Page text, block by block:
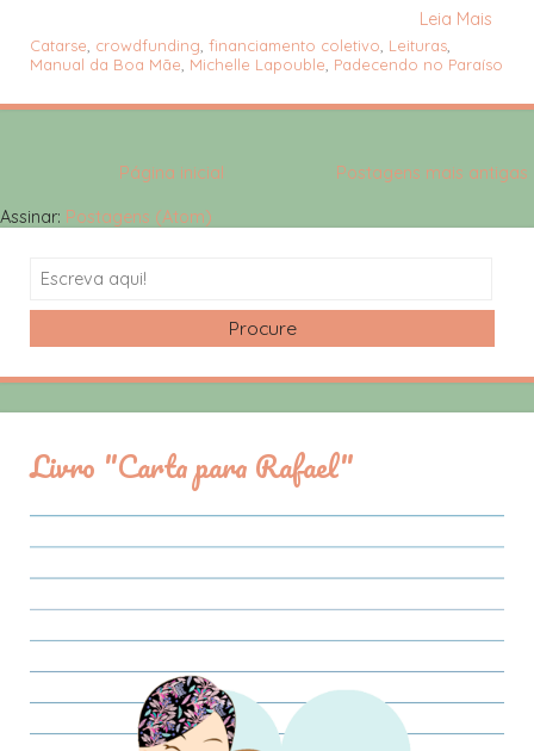
Leia Mais
Catarse crowdfunding financiamento coletivo Leituras
Manual da Boa Mãe Michelle Lapouble Padecendo no Paraíso
Postagens mais antigas
Página inicial
Assinar: Postagens (Atom)
Search
Livro "Carta para Rafael"